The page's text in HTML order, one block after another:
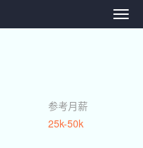
远
参考月薪
25k-50k